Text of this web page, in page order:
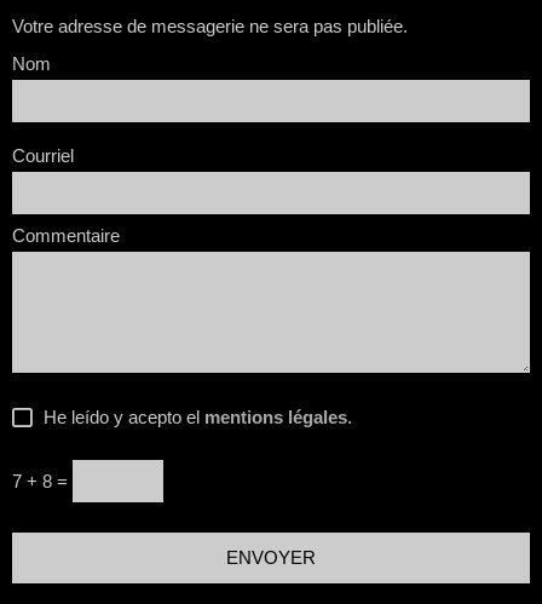
Votre adresse de messagerie ne sera pas publiée.
Nom
Courriel
Commentaire
He leído y acepto el mentions légales.
7 + 8 =